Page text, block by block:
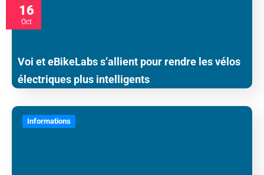
16
Oct
Voi et eBikeLabs s’allient pour rendre les vélos
électriques plus intelligents
Informations